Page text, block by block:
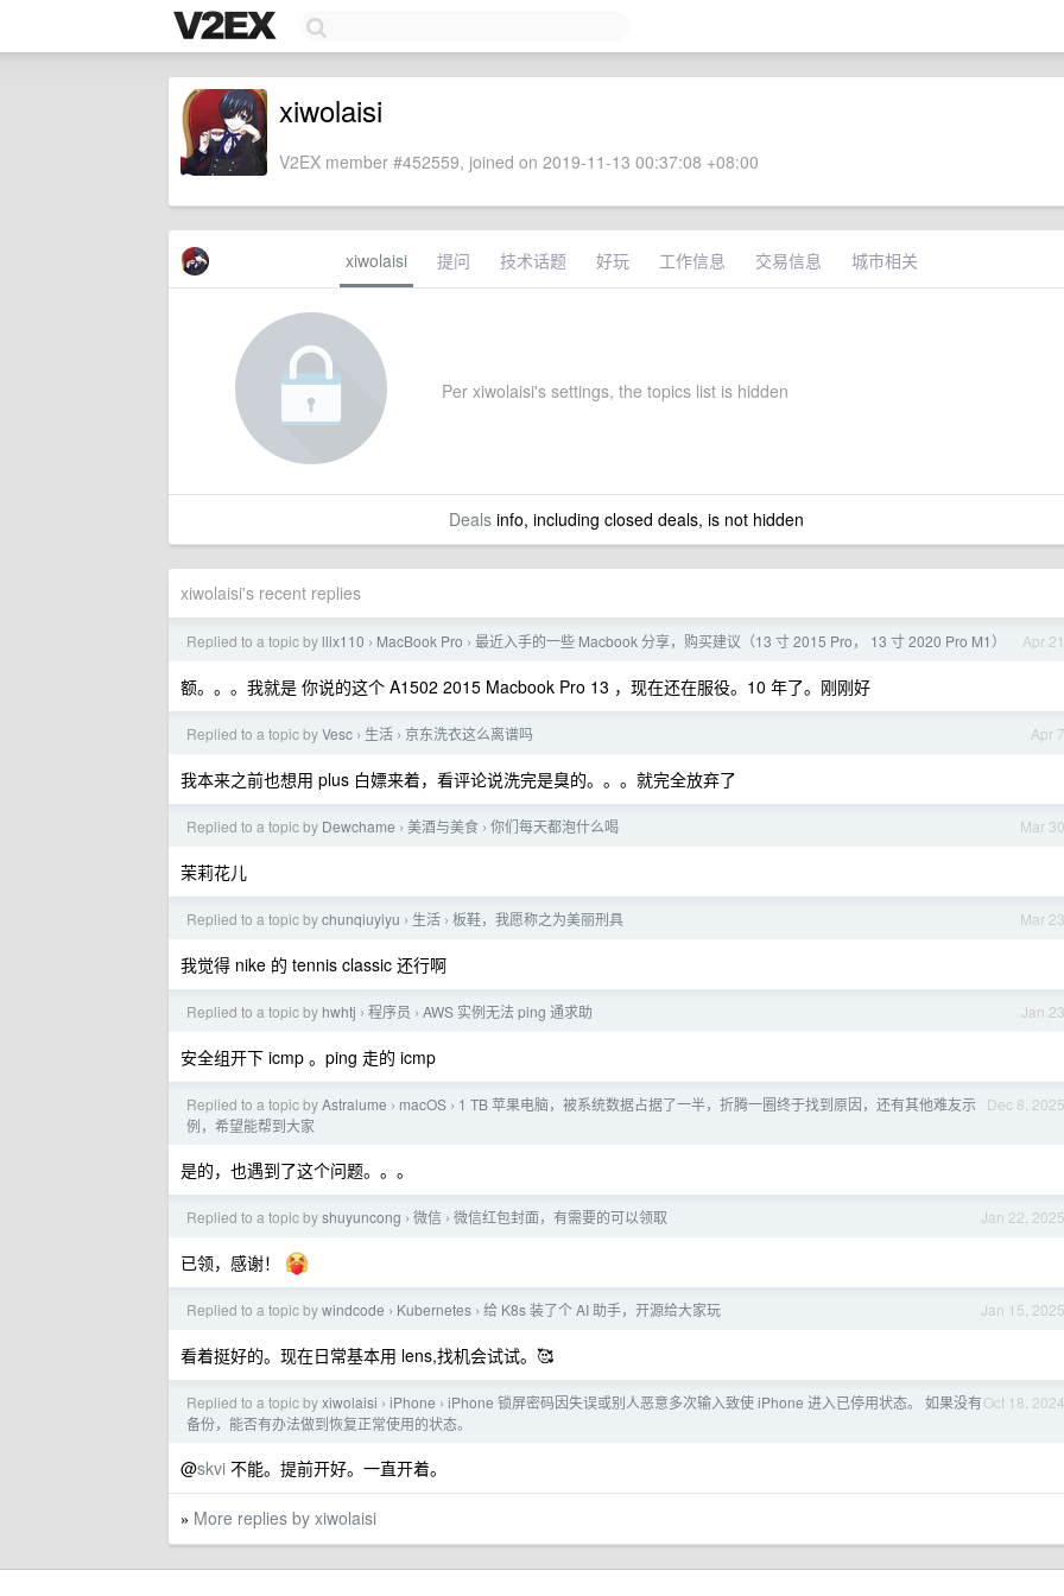
xiwolaisi
V2EX member #452559, joined on 2019-11-13 00:37:08 +08:00
xiwolaisi 提问 技术话题 好玩 工作信息 交易信息 城市相关
Per xiwolaisi's settings, the topics list is hidden
Dealsinfo, including closed deals, is not hidden
xiwolaisi's recent replies
Apr 21
Replied to a topic by llix110 › MacBook Pro › 最近入手的一些 Macbook 分享，购买建议（13 寸 2015 Pro， 13 寸 2020 Pro M1）
额。。。我就是 你说的这个 A1502 2015 Macbook Pro 13 ，现在还在服役。10 年了。刚刚好
Apr 7
Replied to a topic byVesc › 生活 › 京东洗衣这么离谱吗
我本来之前也想用 plus 白嫖来着，看评论说洗完是臭的。。。就完全放弃了
Mar 30
Replied to a topic by Dewchame › 美酒与美食 › 你们每天都泡什么喝
茉莉花儿
Mar 23
Replied to a topic bychunqiuyiyu › 生活 › 板鞋，我愿称之为美丽刑具
我觉得 nike 的 tennis classic 还行啊
Jan 23
Replied to a topic by hwhtj › 程序员 › AWS 实例无法 ping 通求助
安全组开下 icmp 。ping 走的 icmp
Dec 8, 2025
Replied to a topic byAstralume › macOS › 1 TB 苹果电脑，被系统数据占据了一半，折腾一圈终于找到原因，还有其他难友示
例，希望能帮到大家
是的，也遇到了这个问题。。。
Jan 22, 2025
Replied to a topic byshuyuncong › 微信 › 微信红包封面，有需要的可以领取
已领，感谢！
Jan 15, 2025
Replied to a topic bywindcode › Kubernetes › 给 K8s 装了个 AI 助手，开源给大家玩
看着挺好的。现在日常基本用 lens,找机会试试。🥰
Oct 18, 2024
Replied to a topic byxiwolaisi › iPhone › iPhone 锁屏密码因失误或别人恶意多次输入致使 iPhone 进入已停用状态。 如果没有
备份，能否有办法做到恢复正常使用的状态。
@skvi 不能。提前开好。一直开着。
» More replies by xiwolaisi